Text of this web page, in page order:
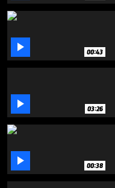
 00:43
 03:26
 00:38